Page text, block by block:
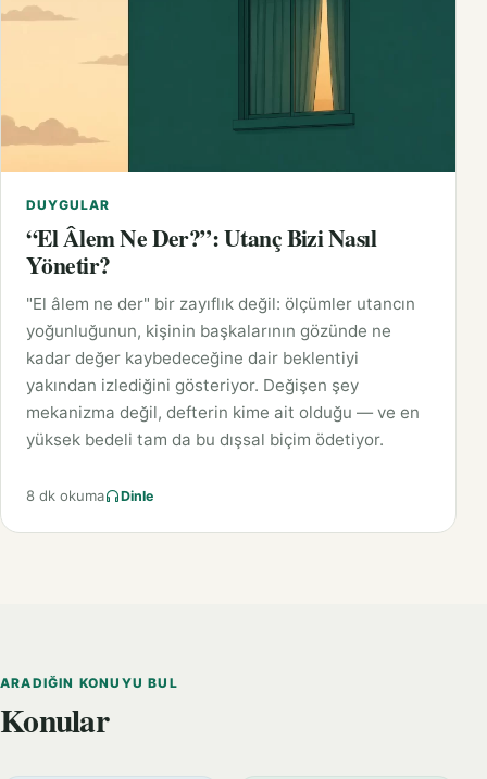
DUYGULAR
“El Âlem Ne Der?”: Utanç Bizi Nasıl
Yönetir?
"El âlem ne der" bir zayıflık değil: ölçümler utancın
yoğunluğunun, kişinin başkalarının gözünde ne
kadar değer kaybedeceğine dair beklentiyi
yakından izlediğini gösteriyor. Değişen şey
mekanizma değil, defterin kime ait olduğu — ve en
yüksek bedeli tam da bu dışsal biçim ödetiyor.
8 dk okuma Dinle
ARADIĞIN KONUYU BUL
Konular